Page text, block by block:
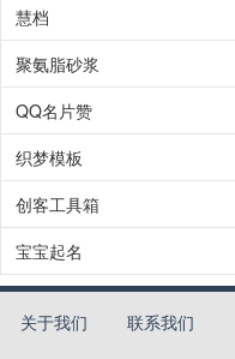
慧档
聚氨脂砂浆
QQ名片赞
织梦模板
创客工具箱
宝宝起名
关于我们 联系我们